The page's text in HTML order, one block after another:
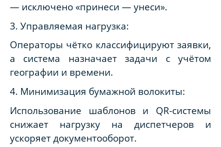
— исключено «принеси — унеси».
3. Управляемая нагрузка:
Операторы чётко классифицируют заявки,
а система назначает задачи с учётом
географии и времени.
4. Минимизация бумажной волокиты:
Использование шаблонов и QR-системы
снижает нагрузку на диспетчеров и
ускоряет документооборот.